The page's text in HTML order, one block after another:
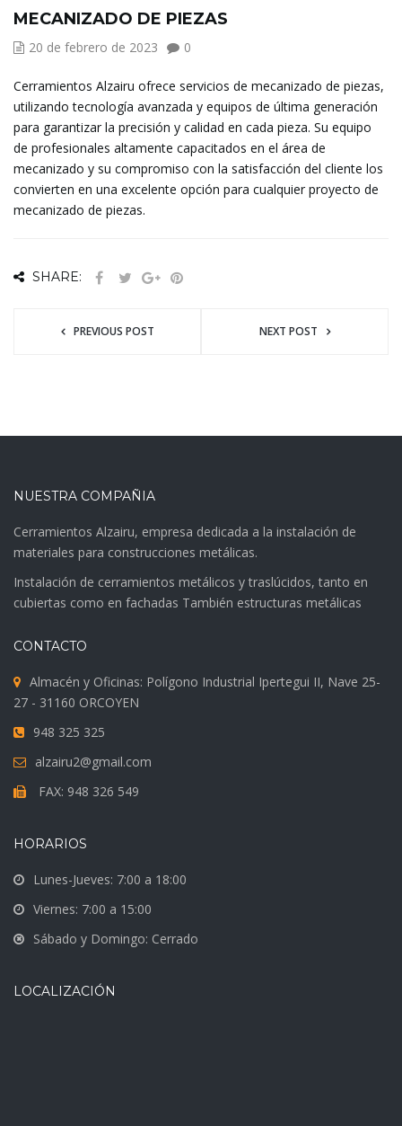
MECANIZADO DE PIEZAS
20 de febrero de 2023 0
Cerramientos Alzairu ofrece servicios de mecanizado de piezas,
utilizando tecnología avanzada y equipos de última generación
para garantizar la precisión y calidad en cada pieza. Su equipo
de profesionales altamente capacitados en el área de
mecanizado y su compromiso con la satisfacción del cliente los
convierten en una excelente opción para cualquier proyecto de
mecanizado de piezas.
SHARE:
PREVIOUS POST NEXT POST
NUESTRA COMPAÑIA
Cerramientos Alzairu, empresa dedicada a la instalación de
materiales para construcciones metálicas.
Instalación de cerramientos metálicos y traslúcidos, tanto en
cubiertas como en fachadas También estructuras metálicas
CONTACTO
Almacén y Oficinas: Polígono Industrial Ipertegui II, Nave 25-
27 - 31160 ORCOYEN
948 325 325
alzairu2@gmail.com
FAX: 948 326 549
HORARIOS
Lunes-Jueves: 7:00 a 18:00
Viernes: 7:00 a 15:00
Sábado y Domingo: Cerrado
LOCALIZACIÓN